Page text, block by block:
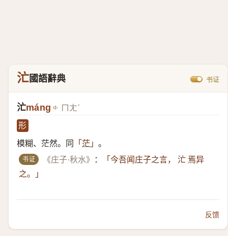
汒國語辭典 书证
汒máng ㄇㄤˊ
形
模糊、茫然。同 「 茫 」 。
书证 《庄子·秋水》 ：
「今吾闻庄子之言， 汒 焉异
之。」
反馈